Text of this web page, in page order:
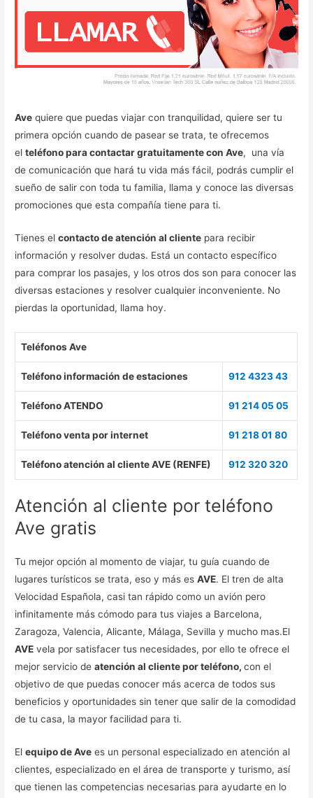
Ave quiere que puedas viajar con tranquilidad, quiere ser tu
primera opción cuando de pasear se trata, te ofrecemos
elteléfono para contactar gratuitamente con Ave, una vía
de comunicación que hará tu vida más fácil, podrás cumplir el
sueño de salir con toda tu familia, llama y conoce las diversas
promociones que esta compañía tiene para ti.
Tienes elcontacto de atención al cliente para recibir
información y resolver dudas. Está un contacto específico
para comprar los pasajes, y los otros dos son para conocer las
diversas estaciones y resolver cualquier inconveniente. No
pierdas la oportunidad, llama hoy.
Teléfonos Ave
Teléfono información de estaciones 912 4323 43
Teléfono ATENDO 91 214 05 05
Teléfono venta por internet 91 218 01 80
Teléfono atención al cliente AVE (RENFE) 912 320 320
Atención al cliente por teléfono
Ave gratis
Tu mejor opción al momento de viajar, tu guía cuando de
lugares turísticos se trata, eso y más esAVE. El tren de alta
Velocidad Española, casi tan rápido como un avión pero
infinitamente más cómodo para tus viajes a Barcelona,
Zaragoza, Valencia, Alicante, Málaga, Sevilla y mucho mas.El
AVE vela por satisfacer tus necesidades, por ello te ofrece el
mejor servicio deatención al cliente por teléfono,con el
objetivo de que puedas conocer más acerca de todos sus
beneficios y oportunidades sin tener que salir de la comodidad
de tu casa, la mayor facilidad para ti.
Elequipo de Ave es un personal especializado en atención al
clientes, especializado en el área de transporte y turismo, así
que tienen las competencias necesarias para ayudarte en lo